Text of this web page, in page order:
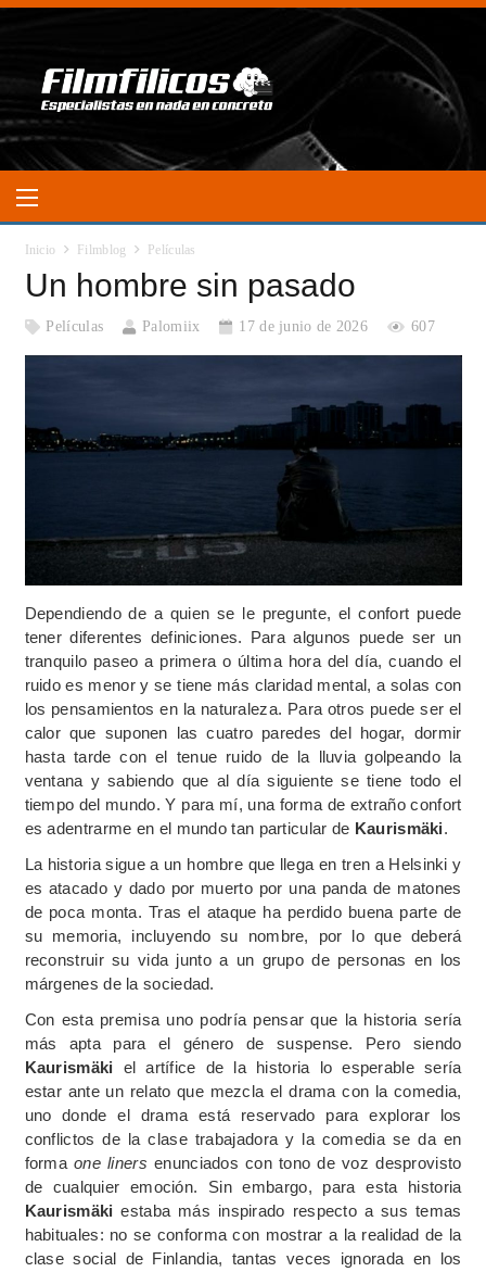
Inicio Filmblog Películas
Un hombre sin pasado
Películas Palomiix 17 de junio de 2026 607
Dependiendo de a quien se le pregunte, el confort puede
tener diferentes definiciones. Para algunos puede ser un
tranquilo paseo a primera o última hora del día, cuando el
ruido es menor y se tiene más claridad mental, a solas con
los pensamientos en la naturaleza. Para otros puede ser el
calor que suponen las cuatro paredes del hogar, dormir
hasta tarde con el tenue ruido de la lluvia golpeando la
ventana y sabiendo que al día siguiente se tiene todo el
tiempo del mundo. Y para mí, una forma de extraño confort
es adentrarme en el mundo tan particular de Kaurismäki.
La historia sigue a un hombre que llega en tren a Helsinki y
es atacado y dado por muerto por una panda de matones
de poca monta. Tras el ataque ha perdido buena parte de
su memoria, incluyendo su nombre, por lo que deberá
reconstruir su vida junto a un grupo de personas en los
márgenes de la sociedad.
Con esta premisa uno podría pensar que la historia sería
más apta para el género de suspense. Pero siendo
Kaurismäki el artífice de la historia lo esperable sería
estar ante un relato que mezcla el drama con la comedia,
uno donde el drama está reservado para explorar los
conflictos de la clase trabajadora y la comedia se da en
formaone liners enunciados con tono de voz desprovisto
de cualquier emoción. Sin embargo, para esta historia
Kaurismäki estaba más inspirado respecto a sus temas
habituales: no se conforma con mostrar a la realidad de la
clase social de Finlandia, tantas veces ignorada en los